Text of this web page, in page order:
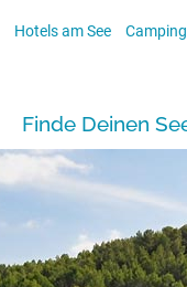
Hotels am See
Finde Deinen